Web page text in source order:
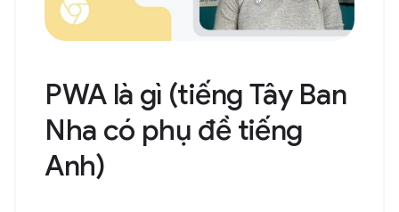
PWA là gì (tiếng Tây Ban
Nha có phụ đề tiếng
Anh)